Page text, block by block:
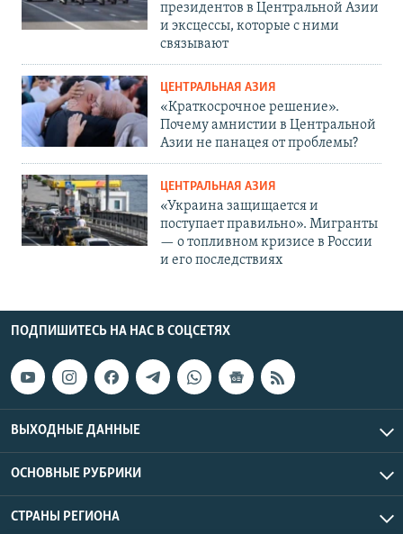
президентов в Центральной Азии
и эксцессы, которые с ними
связывают
ЦЕНТРАЛЬНАЯ АЗИЯ
«Краткосрочное решение».
Почему амнистии в Центральной
Азии не панацея от проблемы?
ЦЕНТРАЛЬНАЯ АЗИЯ
«Украина защищается и
поступает правильно». Мигранты
— о топливном кризисе в России
и его последствиях
ПОДПИШИТЕСЬ НА НАС В СОЦСЕТЯХ
ВЫХОДНЫЕ ДАННЫЕ
ОСНОВНЫЕ РУБРИКИ
СТРАНЫ РЕГИОНА